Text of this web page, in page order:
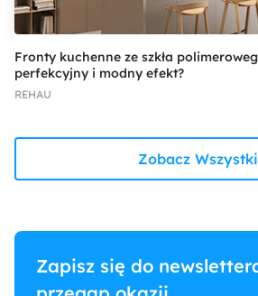
Fronty kuchenne ze szkła
perfekcyjny i modny efekt?
REHAU
Zobacz
Zapisz się do